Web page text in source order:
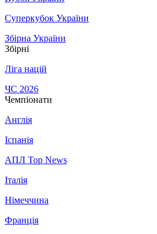
Суперкубок України
Збірна України
Збірні
Ліга націй
ЧС 2026
Чемпіонати
Англія
Іспанія
АПЛ Top News
Італія
Німеччина
Франція